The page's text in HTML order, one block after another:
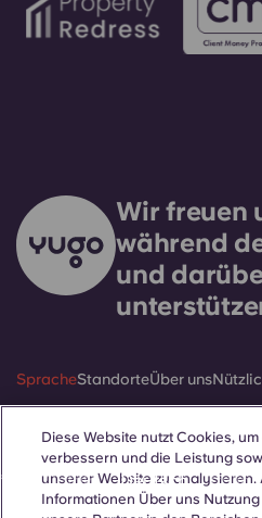
Wir freuen
während
und
SpracheStandorteÜber uns
Català Deutsch Italian
Diese Website nutzt Cookies,
verbessern und die Leistung
unserer Website zu
Informationen Über uns